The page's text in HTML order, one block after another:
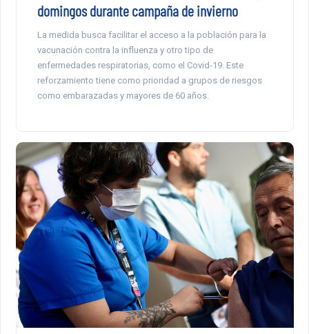
domingos durante campaña de invierno
La medida busca facilitar el acceso a la población para la
vacunación contra la influenza y otro tipo de
enfermedades respiratorias, como el Covid-19. Este
reforzamiento tiene como prioridad a grupos de riesgos
como embarazadas y mayores de 60 años.